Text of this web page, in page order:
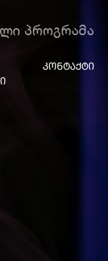
პროგრამა
ᲙᲝᲜᲢᲐᲥᲢᲘ